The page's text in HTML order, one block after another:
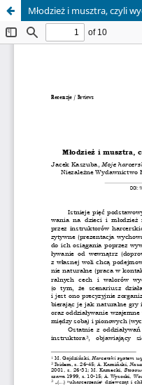
Młodzież i musztra, czyli